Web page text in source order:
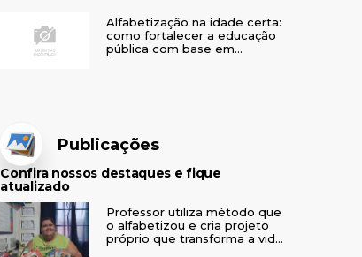
Alfabetização na idade certa:
como fortalecer a educação
pública com base em
Publicações
Confira nossos destaques e fique
atualizado
Professor utiliza método que
o alfabetizou e cria projeto
próprio que transforma a vida